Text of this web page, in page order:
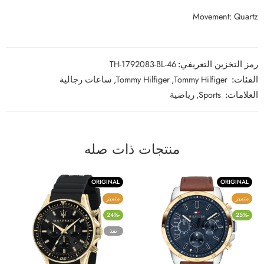
Movement: Quartz
رمز التخزين التعريفي:TH-1792083-BL-46
الفئات: Tommy Hilfiger
,
Tommy Hilfiger
, ساعات رجالية
العلامات: Sports
,رياضية
منتجات ذات صله
ORIGINAL
متميز
-25%
ORIGINAL
متميز
-24%
نفذ